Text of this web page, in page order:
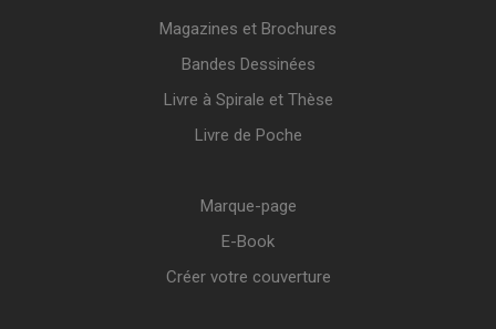
Magazines et Brochures
Bandes Dessinées
Livre à Spirale et Thèse
Livre de Poche
Marque-page
E-Book
Créer votre couverture